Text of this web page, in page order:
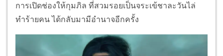
การเปิดช่องให้กุมภิล ที่สวมรอยเป็นจระเข้ชาละวันไล่
ทำร้ายคน ได้กลับมามีอำนาจอีกครั้ง